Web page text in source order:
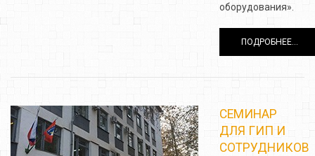
оборудования».
ПОДРОБНЕЕ...
СЕМИНАР
ДЛЯ ГИП И
СОТРУДНИКОВ